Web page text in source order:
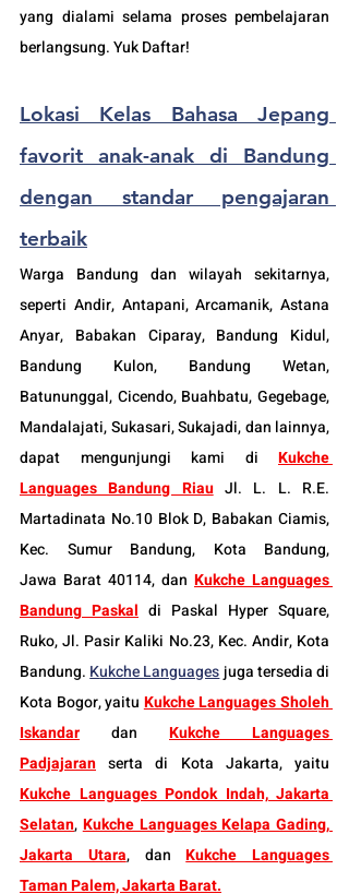
yang dialami selama proses pembelajaran
berlangsung. Yuk Daftar!
Lokasi Kelas Bahasa Jepang
favorit anak-anak di Bandung
dengan standar pengajaran
terbaik
Warga Bandung dan wilayah sekitarnya,
seperti Andir, Antapani, Arcamanik, Astana
Anyar, Babakan Ciparay, Bandung Kidul,
Bandung Kulon, Bandung Wetan,
Batununggal, Cicendo, Buahbatu, Gegebage,
Mandalajati, Sukasari, Sukajadi, dan lainnya,
dapat mengunjungi kami di Kukche
Languages Bandung Riau Jl. L. L. R.E.
Martadinata No.10 Blok D, Babakan Ciamis,
Kec. Sumur Bandung, Kota Bandung,
Jawa Barat 40114, dan Kukche Languages
Bandung Paskal di Paskal Hyper Square,
Ruko, Jl. Pasir Kaliki No.23, Kec. Andir, Kota
Bandung. Kukche Languages juga tersedia di
Kota Bogor, yaitu Kukche Languages Sholeh
Iskandar
dan Kukche Languages
Padjajaran
Kukche Languages Pondok Indah, Jakarta
Selatan, Kukche Languages Kelapa Gading,
Jakarta Utara, dan Kukche Languages
Taman Palem, Jakarta Barat.